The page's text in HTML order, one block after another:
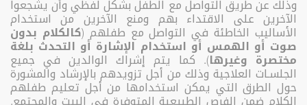
وذلك عن طريق التواصل مع الطفل بشكل لفظي وأن يشجعوا
الآخرين على الاقتداء بهم ومنع الآخرين من استخدام
الأساليب الخاطئة في التواصل مع طفلهم (كالكلام بدون
صوت أو الهمس أو استخدام الإشارة أو التحدث بلغة
مختصرة وغيرها). كما يتم إشراك الوالدين في جميع
الجلسـات العلاجية وذلك من أجل تزويدهم بالإرشاد والمشورة
حول الطرق التي يمكن استخدامها من أجل تعليم طفلهم